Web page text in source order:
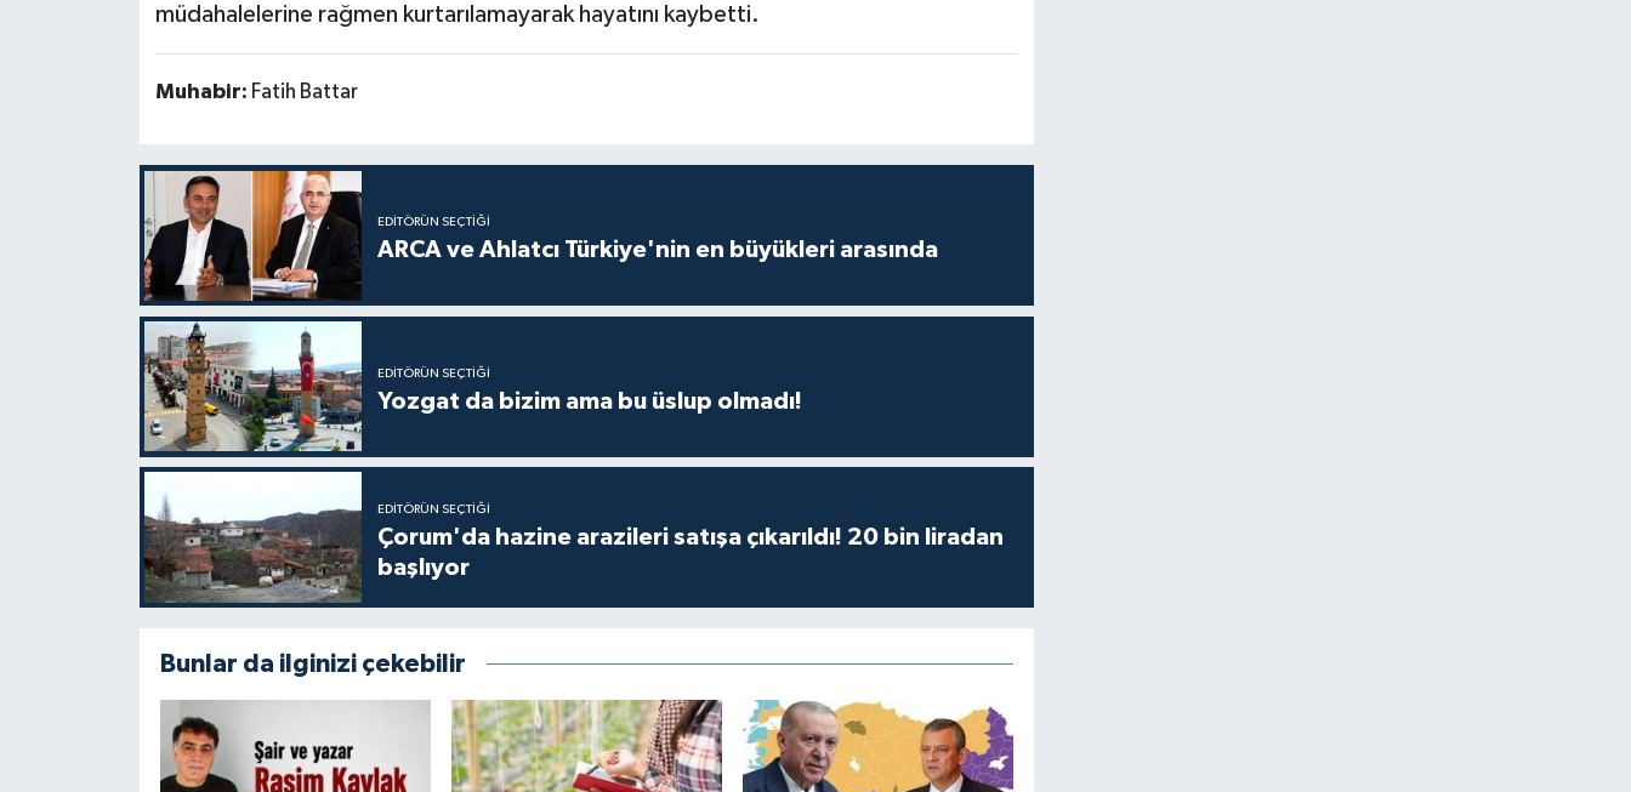
müdahalelerine rağmen kurtarılamayarak hayatını kaybetti.
Muhabir: Fatih Battar
EDITÖRÜN SEÇTIĞI
ARCA ve Ahlatcı Türkiye'nin en büyükleri arasında
EDITÖRÜN SEÇTIĞI
Yozgat da bizim ama bu üslup olmadı!
EDITÖRÜN SEÇTIĞI
Çorum'da hazine arazileri satışa çıkarıldı! 20 bin liradan
başlıyor
Bunlar da ilginizi çekebilir